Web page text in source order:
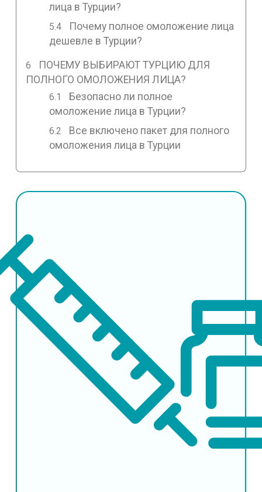
лица в Турции?
Почему полное омоложение лица
дешевле в Турции?
ПОЧЕМУ ВЫБИРАЮТ ТУРЦИЮ ДЛЯ
ПОЛНОГО ОМОЛОЖЕНИЯ ЛИЦА?
Безопасно ли полное
омоложение лица в Турции?
Все включено пакет для полного
омоложения лица в Турции